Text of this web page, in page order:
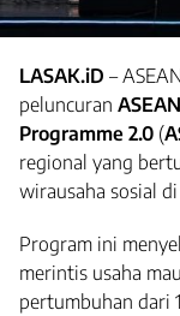
LASAK.iD –
peluncuran
Programme 2.0 (
regional yang
wirausaha sosial
Program ini
merintis usaha
pertumbuhan dari